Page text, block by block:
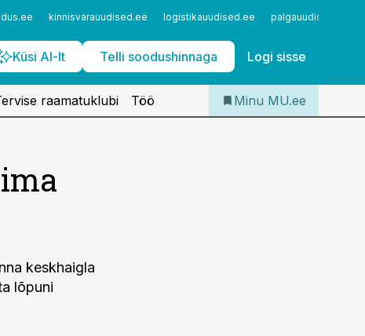
kinnisvarauudised.ee logistikauudised.ee palgauudised.ee
Küsi AI-lt Telli soodushinnaga Logi sisse
Iseteenindus
Telli Meditsiiniuudised
raamatuklubi Töö Minu MU.ee
keskhaigla
lõpuni